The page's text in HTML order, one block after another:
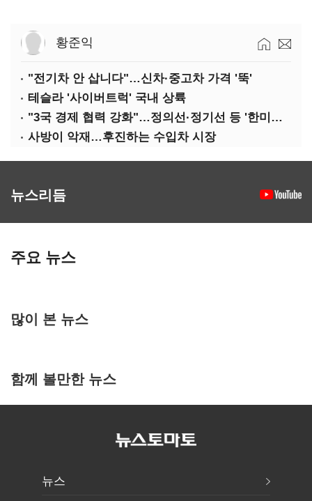
황준익
"전기차 안 삽니다"…신차·중고차 가격 '뚝'
테슬라 '사이버트럭' 국내 상륙
"3국 경제 협력 강화"…정의선·정기선 등 '한미일 경제대화' 참석
사방이 악재…후진하는 수입차 시장
뉴스리듬
주요 뉴스
많이 본 뉴스
함께 볼만한 뉴스
뉴스